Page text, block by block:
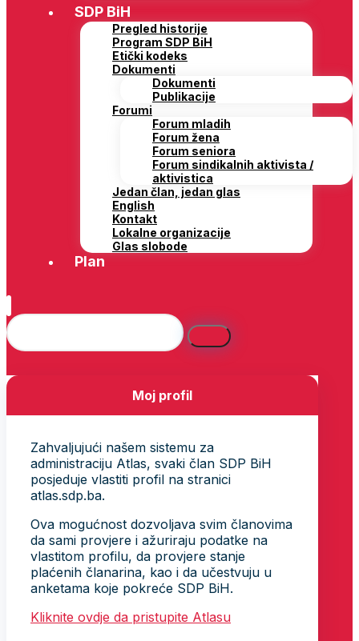
SDP BiH
Pregled historije
Program SDP BiH
Etički kodeks
Dokumenti
Dokumenti
Publikacije
Forumi
Forum mladih
Forum žena
Forum seniora
Forum sindikalnih aktivista /
aktivistica
Jedan član, jedan glas
English
Kontakt
Lokalne organizacije
Glas slobode
Plan
Moj profil
Zahvaljujući našem sistemu za
administraciju Atlas, svaki član SDP BiH
posjeduje vlastiti profil na stranici
atlas.sdp.ba.
Ova mogućnost dozvoljava svim članovima
da sami provjere i ažuriraju podatke na
vlastitom profilu, da provjere stanje
plaćenih članarina, kao i da učestvuju u
anketama koje pokreće SDP BiH.
Kliknite ovdje da pristupite Atlasu